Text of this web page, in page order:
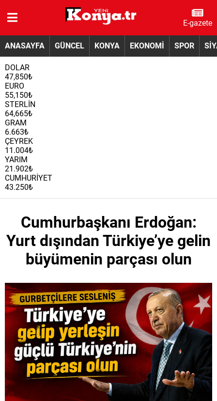
E-gazete
ANASAYFA GÜNCEL KONYA EKONOMİ SPOR
DOLAR
47,850₺
EURO
55,150₺
STERLİN
64,665₺
GRAM
6.663₺
ÇEYREK
11.004₺
YARIM
21.902₺
CUMHURİYET
43.250₺
Cumhurbaşkanı Erdoğan:
Yurt dışından Türkiye’ye gelin
büyümenin parçası olun